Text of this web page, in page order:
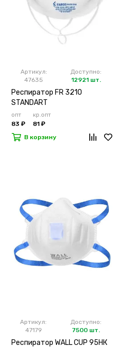
Артикул:
47635
Доступно:
12921 шт.
Респиратор FR 3210
STANDART
опт
83 ₽
кр.опт
81 ₽
В корзину
Артикул:
47179
Доступно:
7500 шт.
Респиратор WALL CUP 95HК